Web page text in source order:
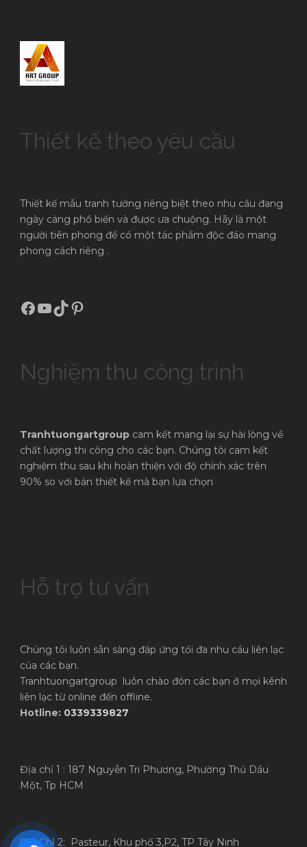
Thiết kế theo yêu cầu
Thiết kế mẫu tranh tường riêng biệt theo nhu cầu đang
ngày càng phổ biến và được ưa chuộng. Hãy là một
người tiên phong để có một tác phẩm độc đáo mang
phong cách riêng .
Facebook
Youtube
TikTok
Pinterest
Nghiệm thu công trình
Tranhtuongartgroup cam kết mang lại sự hài lòng về
chất lượng thi công cho các bạn. Chúng tôi cam kết
nghiệm thu sau khi hoàn thiện với độ chính xác trên
90% so với bản thiết kế mà bạn lựa chọn
Hỗ trợ tư vấn
Chúng tôi luôn sẵn sàng đáp ứng tối đa nhu cầu liên lạc
của các bạn.
Tranhtuongartgroup luôn chào đón các bạn ở mọi kênh
liên lạc từ online đến offline.
Hotline: 0339339827
Địa chỉ 1 : 187 Nguyễn Tri Phương, Phường Thủ Dầu
Một, Tp HCM
Địa Chỉ 2: Pasteur, Khu phố 3,P2, TP Tây Ninh